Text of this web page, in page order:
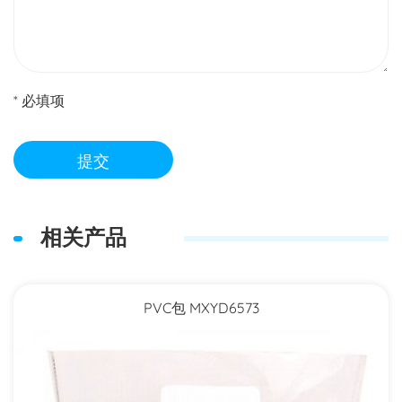
* 必填项
提交
相关产品
PVC包 MXYD6573